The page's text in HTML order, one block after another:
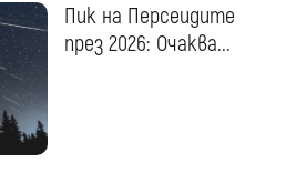
Пик на Персеидите
през 2026: Очаква...